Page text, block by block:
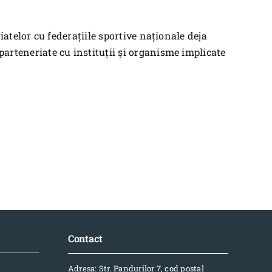
cu federațiile sportive naționale deja
cu instituții și organisme implicate
Contact
Adresa: Str. Pandurilor 7, cod postal